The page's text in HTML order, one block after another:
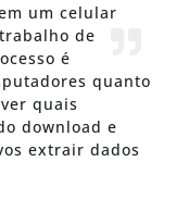
um celular
de
é
quanto
quais
download e
extrair dados